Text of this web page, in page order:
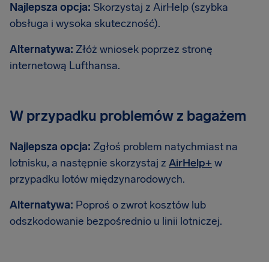
Najlepsza opcja: Skorzystaj z AirHelp (szybka
obsługa i wysoka skuteczność).
Alternatywa: Złóż wniosek poprzez stronę
internetową Lufthansa.
W przypadku problemów z bagażem
Najlepsza opcja: Zgłoś problem natychmiast na
lotnisku, a następnie skorzystaj z AirHelp+ w
przypadku lotów międzynarodowych.
Alternatywa: Poproś o zwrot kosztów lub
odszkodowanie bezpośrednio u linii lotniczej.